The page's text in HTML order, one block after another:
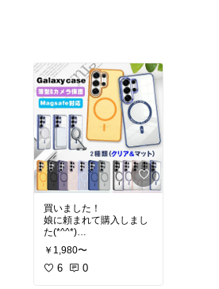
買いました！
娘に頼まれて購入しまし
た(*^^*)
発送がもっと早ければな
およし！
￥1,980〜
6 0